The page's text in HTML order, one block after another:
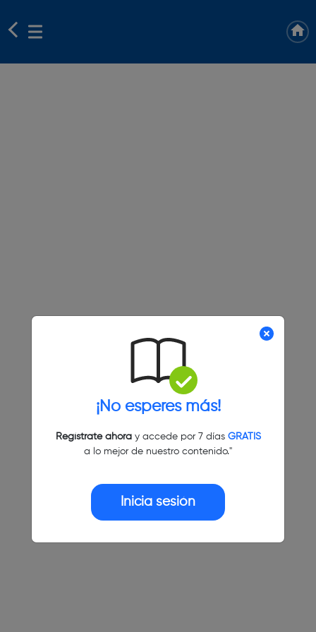
¡No esperes más!
Regístrate ahoray accede por 7 días GRATIS
a lo mejor de nuestro contenido."
Inicia sesión